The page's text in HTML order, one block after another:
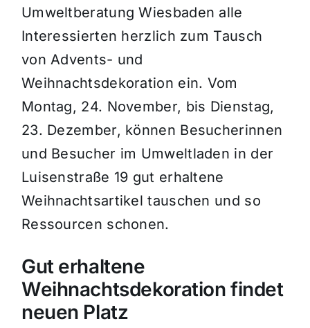
Umweltberatung Wiesbaden alle
Interessierten herzlich zum Tausch
von Advents- und
Weihnachtsdekoration ein. Vom
Montag, 24. November, bis Dienstag,
23. Dezember, können Besucherinnen
und Besucher im Umweltladen in der
Luisenstraße 19 gut erhaltene
Weihnachtsartikel tauschen und so
Ressourcen schonen.
Gut erhaltene
Weihnachtsdekoration findet
neuen Platz